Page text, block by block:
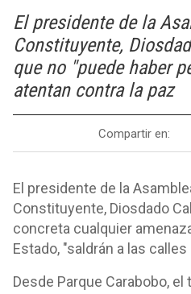
El presidente de la
Constituyente,
que no "puede haber
atentan contra la paz
Compartir en:
El presidente de la
Constituyente, Diosdado
concreta cualquier
Estado, "saldrán a las
Desde Parque Carabobo,